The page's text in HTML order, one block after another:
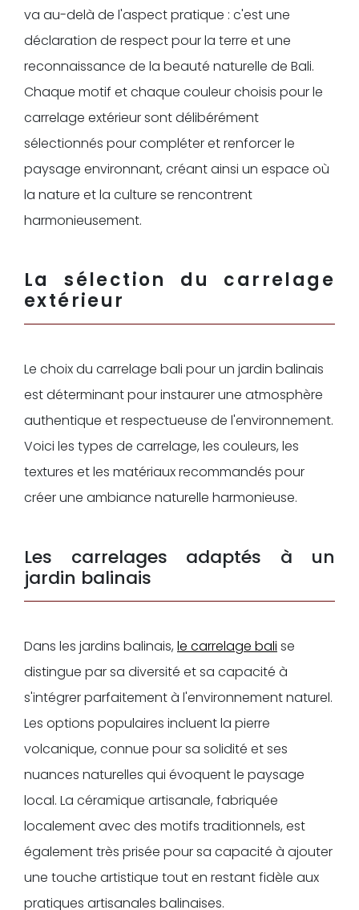
va au-delà de l'aspect pratique : c'est une
déclaration de respect pour la terre et une
reconnaissance de la beauté naturelle de Bali.
Chaque motif et chaque couleur choisis pour le
carrelage extérieur sont délibérément
sélectionnés pour compléter et renforcer le
paysage environnant, créant ainsi un espace où
la nature et la culture se rencontrent
harmonieusement.
La sélection du carrelage
extérieur
Le choix du carrelage bali pour un jardin balinais
est déterminant pour instaurer une atmosphère
authentique et respectueuse de l'environnement.
Voici les types de carrelage, les couleurs, les
textures et les matériaux recommandés pour
créer une ambiance naturelle harmonieuse.
Les carrelages adaptés à un
jardin balinais
Dans les jardins balinais, le carrelage bali se
distingue par sa diversité et sa capacité à
s'intégrer parfaitement à l'environnement naturel.
Les options populaires incluent la pierre
volcanique, connue pour sa solidité et ses
nuances naturelles qui évoquent le paysage
local. La céramique artisanale, fabriquée
localement avec des motifs traditionnels, est
également très prisée pour sa capacité à ajouter
une touche artistique tout en restant fidèle aux
pratiques artisanales balinaises.